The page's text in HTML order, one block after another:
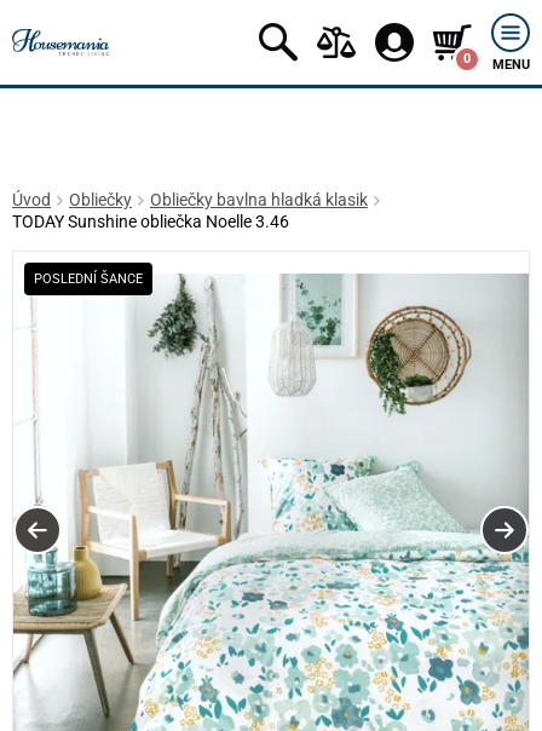
0 MENU
Úvod Obliečky
Obliečky bavlna hladká klasik
TODAY Sunshine obliečka Noelle 3.46
POSLEDNÍ ŠANCE